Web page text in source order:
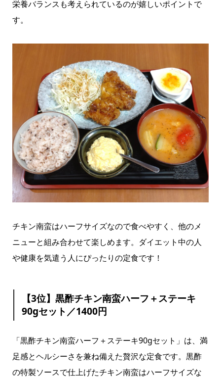
栄養バランスも考えられているのが嬉しいポイントで
す。
チキン南蛮はハーフサイズなので食べやすく、他のメ
ニューと組み合わせて楽しめます。ダイエット中の人
や健康を気遣う人にぴったりの定食です！
【3位】黒酢チキン南蛮ハーフ＋ステーキ
90gセット／1400円
「黒酢チキン南蛮ハーフ＋ステーキ90gセット」は、満
足感とヘルシーさを兼ね備えた贅沢な定食です。黒酢
の特製ソースで仕上げたチキン南蛮はハーフサイズな